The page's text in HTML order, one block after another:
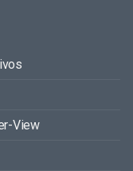
View